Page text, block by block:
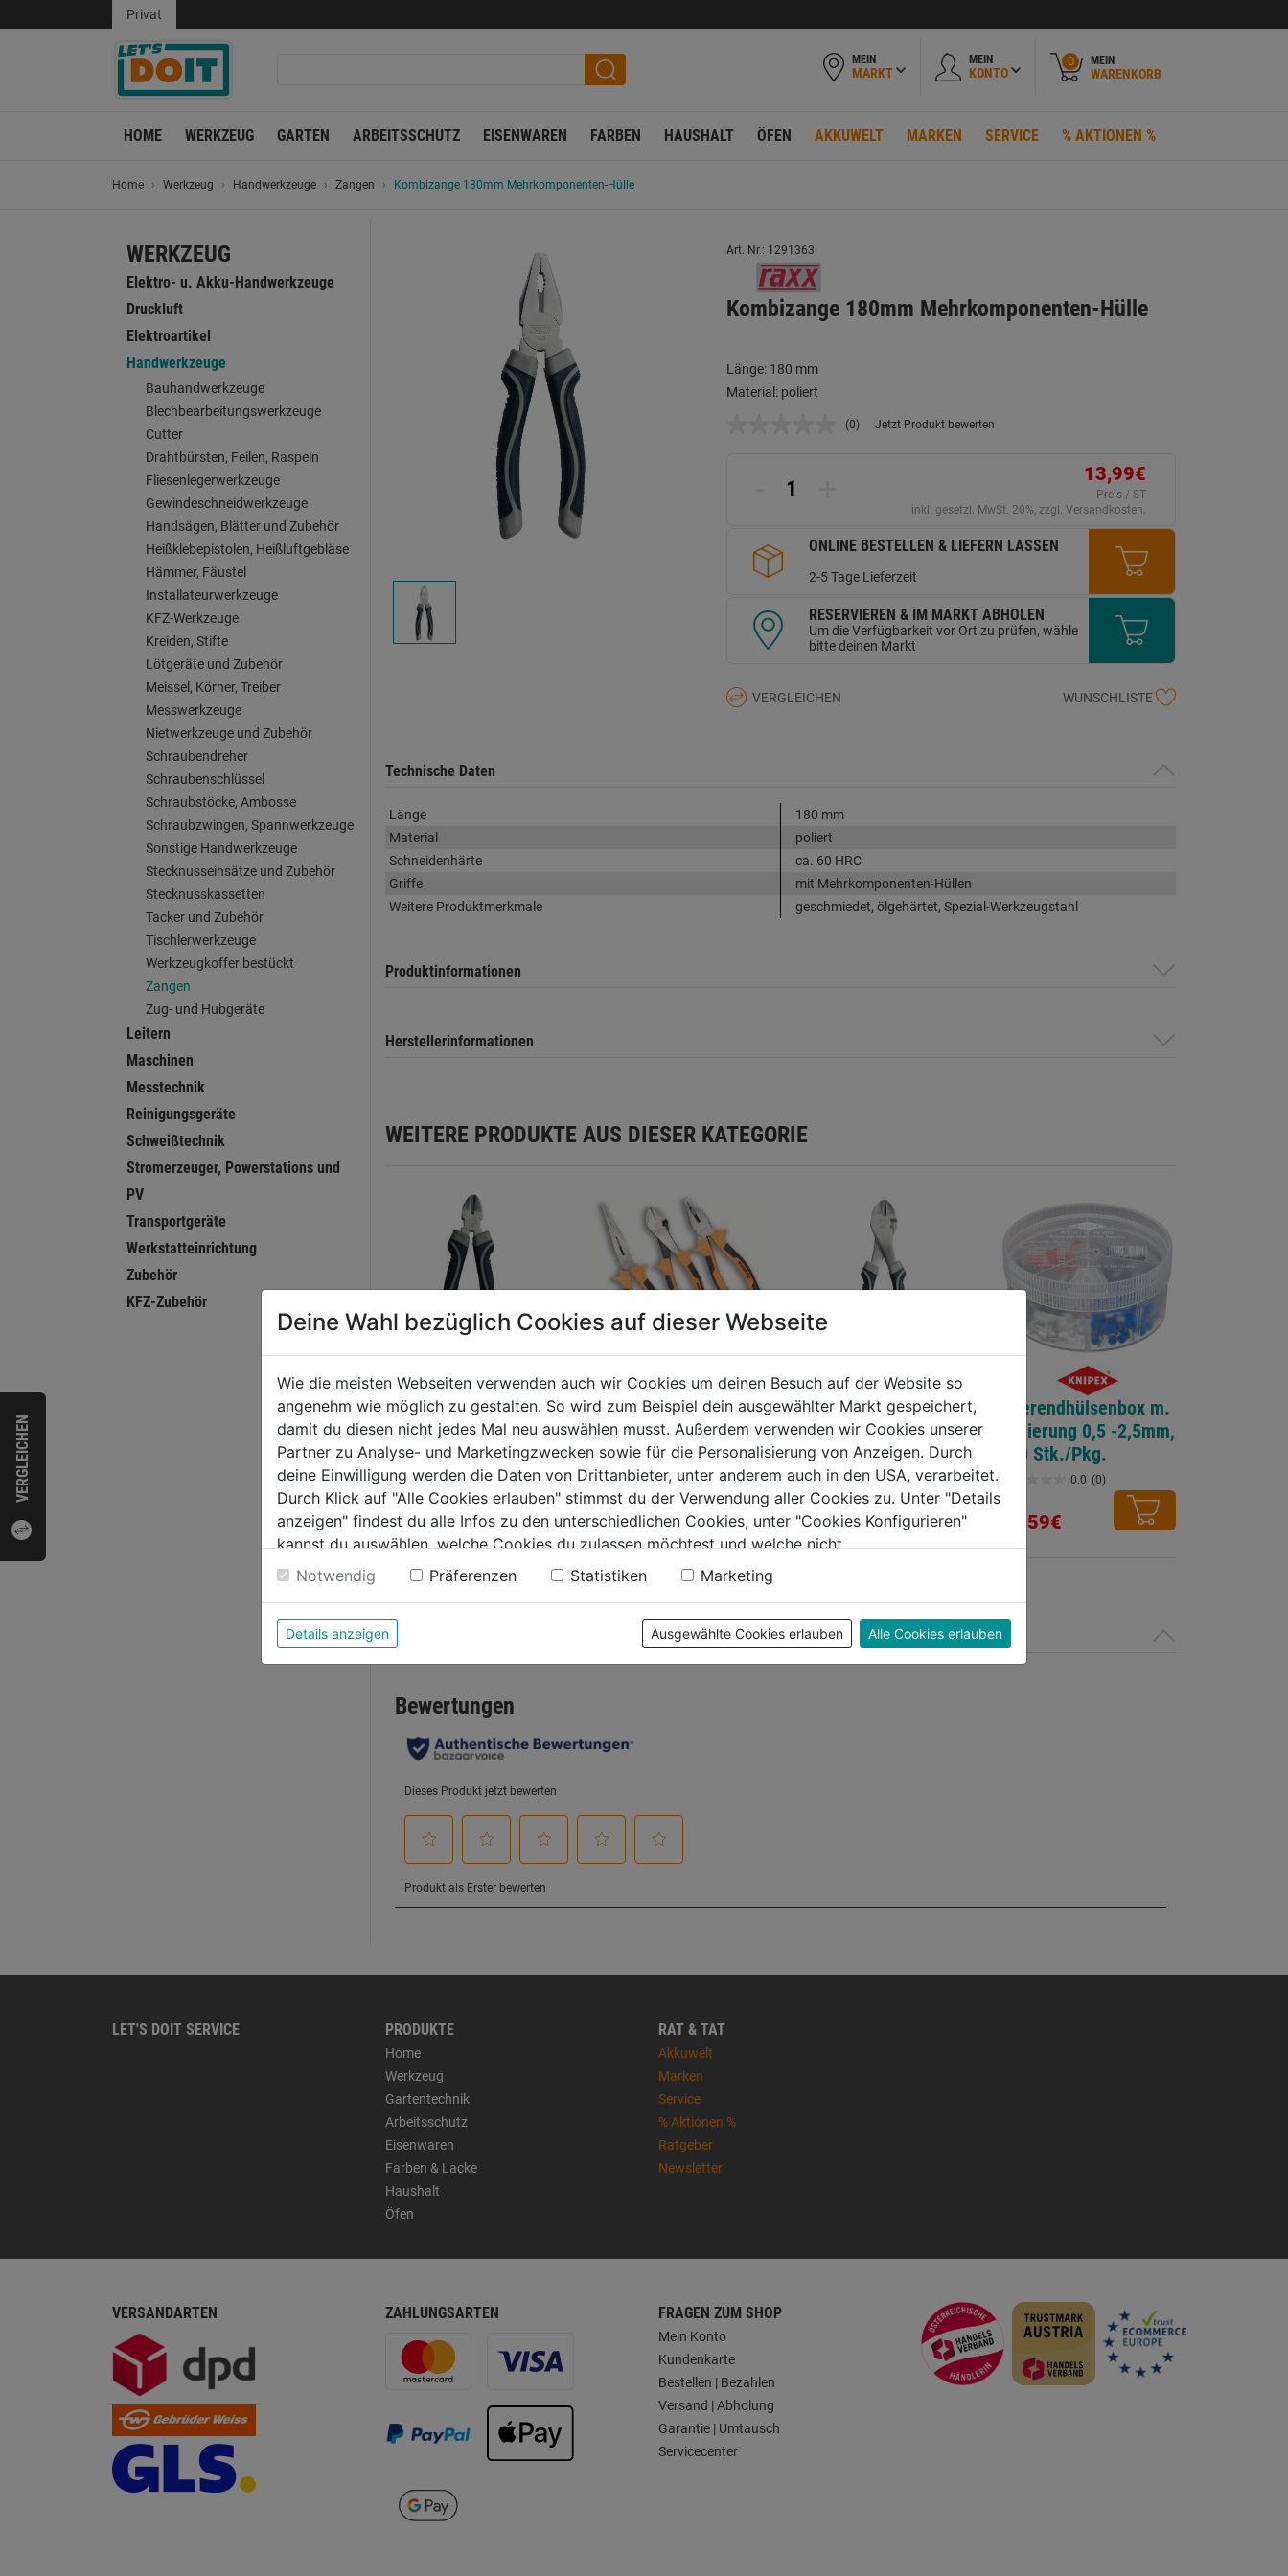
VERGLEICHEN
Privat
MEIN
MARKT
MEIN
KONTO
0 MEIN
WARENKORB
HOME WERKZEUG GARTEN ARBEITSSCHUTZ EISENWAREN FARBEN HAUSHALT ÖFEN AKKUWELT MARKEN SERVICE % AKTIONEN %
Home Werkzeug Handwerkzeuge Zangen Kombizange 180mm Mehrkomponenten-Hülle
WERKZEUG
Elektro- u. Akku-Handwerkzeuge
Druckluft
Elektroartikel
Handwerkzeuge
Bauhandwerkzeuge
Blechbearbeitungswerkzeuge
Cutter
Drahtbürsten, Feilen, Raspeln
Fliesenlegerwerkzeuge
Gewindeschneidwerkzeuge
Handsägen, Blätter und Zubehör
Heißklebepistolen, Heißluftgebläse
Hämmer, Fäustel
Installateurwerkzeuge
KFZ-Werkzeuge
Kreiden, Stifte
Lötgeräte und Zubehör
Meissel, Körner, Treiber
Messwerkzeuge
Nietwerkzeuge und Zubehör
Schraubendreher
Schraubenschlüssel
Schraubstöcke, Ambosse
Schraubzwingen, Spannwerkzeuge
Sonstige Handwerkzeuge
Stecknusseinsätze und Zubehör
Stecknusskassetten
Tacker und Zubehör
Tischlerwerkzeuge
Werkzeugkoffer bestückt
Zangen
Zug- und Hubgeräte
Leitern
Maschinen
Messtechnik
Reinigungsgeräte
Schweißtechnik
Stromerzeuger, Powerstations und
PV
Transportgeräte
Werkstatteinrichtung
Zubehör
KFZ-Zubehör
Art. Nr.: 1291363
Kombizange 180mm Mehrkomponenten-Hülle
Länge: 180 mm
Material: poliert
Kein
(0) Jetzt Produkt bewerten
13,99€
Preis / ST
inkl. gesetzl. MwSt. 20%, zzgl. Versandkosten.
ONLINE BESTELLEN & LIEFERN LASSEN
2-5 Tage Lieferzeit
RESERVIEREN & IM MARKT ABHOLEN
Um die Verfügbarkeit vor Ort zu prüfen, wähle
bitte deinen Markt
VERGLEICHEN WUNSCHLISTE
Technische Daten
Länge
180 mm
Material
poliert
Schneidenhärte
ca. 60 HRC
Griffe
mit Mehrkomponenten-Hüllen
Weitere Produktmerkmale
geschmiedet, ölgehärtet, Spezial-Werkzeugstahl
Produktinformationen
Herstellerinformationen
WEITERE PRODUKTE AUS DIESER KATEGORIE
Seitenschneider
160mm
0.0 (0)
0.0
von
5
14,99€
Zangen-Set 3tlg.
0.0 (0)
von
14,99€
Kraft-Seitenschneider
200mm
0.0 (0)
0.0
von
15,99€
Aderendhülsenbox m.
Isolierung 0,5 -2,5mm,
400 Stk./Pkg.
0.0 (0)
16,59€
Bewertung
LET'S DOIT SERVICE PRODUKTE
Home
Werkzeug
Gartentechnik
Arbeitsschutz
Eisenwaren
Farben & Lacke
Haushalt
Öfen
RAT & TAT
Akkuwelt
Marken
Service
% Aktionen %
Ratgeber
Newsletter
VERSANDARTEN ZAHLUNGSARTEN FRAGEN ZUM SHOP
Mein Konto
Kundenkarte
Bestellen | Bezahlen
Versand | Abholung
Garantie | Umtausch
Servicecenter
Deine Wahl bezüglich Cookies auf dieser Webseite
Wie die meisten Webseiten verwenden auch wir Cookies um deinen Besuch auf der Website so
angenehm wie möglich zu gestalten. So wird zum Beispiel dein ausgewählter Markt gespeichert,
damit du diesen nicht jedes Mal neu auswählen musst. Außerdem verwenden wir Cookies unserer
Partner zu Analyse- und Marketingzwecken sowie für die Personalisierung von Anzeigen. Durch
deine Einwilligung werden die Daten von Drittanbieter, unter anderem auch in den USA, verarbeitet.
Durch Klick auf "Alle Cookies erlauben" stimmst du der Verwendung aller Cookies zu. Unter "Details
anzeigen" findest du alle Infos zu den unterschiedlichen Cookies, unter "Cookies Konfigurieren"
kannst du auswählen, welche Cookies du zulassen möchtest und welche nicht.
Weitere Informationen findest du in unserer Datenschutzerklärung
Notwendig Präferenzen Statistiken Marketing
Details anzeigen Ausgewählte Cookies erlauben Alle Cookies erlauben